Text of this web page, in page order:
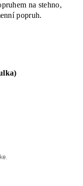
na stehno,
popruh.